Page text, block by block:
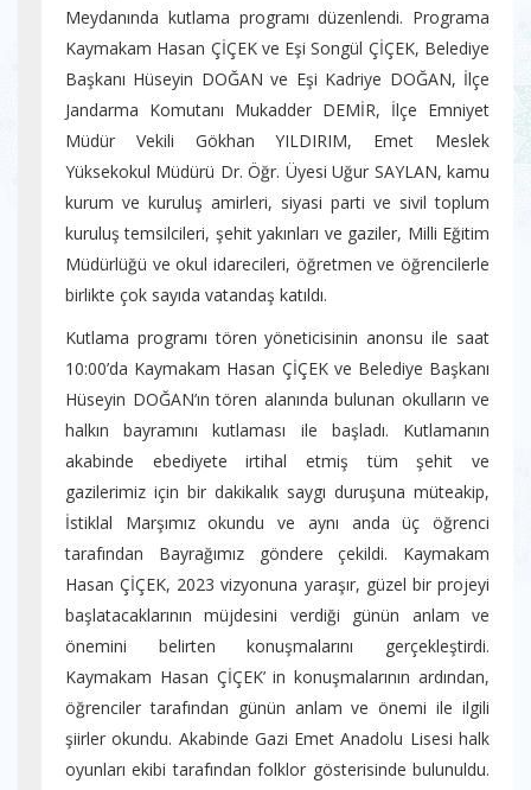
Meydanında kutlama programı düzenlendi. Programa
Kaymakam Hasan ÇİÇEK ve Eşi Songül ÇİÇEK, Belediye
Başkanı Hüseyin DOĞAN ve Eşi Kadriye DOĞAN, İlçe
Jandarma Komutanı Mukadder DEMİR, İlçe Emniyet
Müdür Vekili Gökhan YILDIRIM, Emet Meslek
Yüksekokul Müdürü Dr. Öğr. Üyesi Uğur SAYLAN, kamu
kurum ve kuruluş amirleri, siyasi parti ve sivil toplum
kuruluş temsilcileri, şehit yakınları ve gaziler, Milli Eğitim
Müdürlüğü ve okul idarecileri, öğretmen ve öğrencilerle
birlikte çok sayıda vatandaş katıldı.
Kutlama programı tören yöneticisinin anonsu ile saat
10:00’da Kaymakam Hasan ÇİÇEK ve Belediye Başkanı
Hüseyin DOĞAN’ın tören alanında bulunan okulların ve
halkın bayramını kutlaması ile başladı. Kutlamanın
akabinde ebediyete irtihal etmiş tüm şehit ve
gazilerimiz için bir dakikalık saygı duruşuna müteakip,
İstiklal Marşımız okundu ve aynı anda üç öğrenci
tarafından Bayrağımız göndere çekildi. Kaymakam
Hasan ÇİÇEK, 2023 vizyonuna yaraşır, güzel bir projeyi
başlatacaklarının müjdesini verdiği günün anlam ve
önemini belirten konuşmalarını gerçekleştirdi.
Kaymakam Hasan ÇİÇEK’ in konuşmalarının ardından,
öğrenciler tarafından günün anlam ve önemi ile ilgili
şiirler okundu. Akabinde Gazi Emet Anadolu Lisesi halk
oyunları ekibi tarafından folklor gösterisinde bulunuldu.